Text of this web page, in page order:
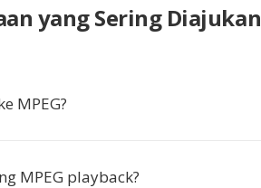
yang Sering Diajukan
MPEG?
MPEG playback?